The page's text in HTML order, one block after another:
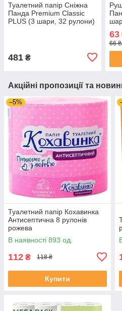
Туалетний папір Сніжна
Панда Premium Classic
PLUS (3 шари, 32 рулони)
481 ₴
63
66
Акційні пропозиції та
–5%
Туалетний папір Кохавинка
Антисептична 8 рулонів
рожева
В наявності 893 од.
112 ₴ 118 ₴
Купити